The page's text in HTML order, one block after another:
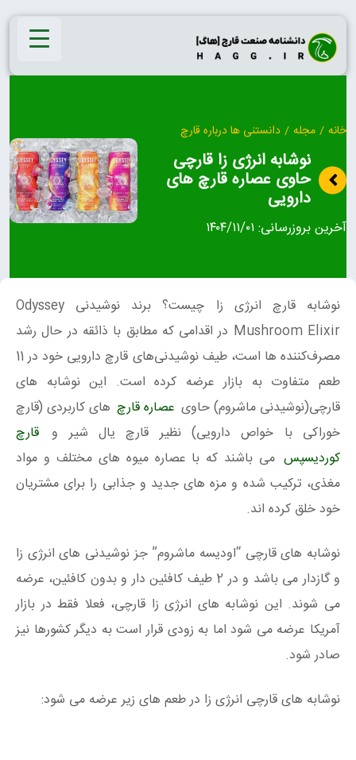
Skip
content
خانه / مجله / دانستنی ها درباره قارچ
نوشابه انرژی زا قارچی
حاوی عصاره قارچ های
دارویی
آخرین بروزرسانی: ۱۴۰۴/۱۱/۰۱
نوشابه قارچ انرژی زا چیست؟ برند نوشیدنی Odyssey
Mushroom Elixir در اقدامی که مطابق با ذائقه در حال رشد
مصرف‌کننده ها است، طیف نوشیدنی‌های قارچ دارویی خود در 11
طعم متفاوت به بازار عرضه کرده است. این نوشابه های
قارچی(نوشیدنی ماشروم) حاوی عصاره قارچ های کاربردی (قارچ
خوراکی با خواص دارویی) نظیر قارچ یال شیر و قارچ
کوردیسپس می باشند که با عصاره میوه های مختلف و مواد
مغذی، ترکیب شده و مزه های جدید و جذابی را برای مشتریان
خود خلق کرده اند.
نوشابه های قارچی “اودیسه ماشروم” جز نوشیدنی های انرژی زا
و گازدار می باشد و در 2 طیف کافئین دار و بدون کافئین، عرضه
می شوند. این نوشابه های انرژی زا قارچی، فعلا فقط در بازار
آمریکا عرضه می شود اما به زودی قرار است به دیگر کشورها نیز
صادر شود.
نوشابه های قارچی انرژی زا در طعم های زیر عرضه می شود: